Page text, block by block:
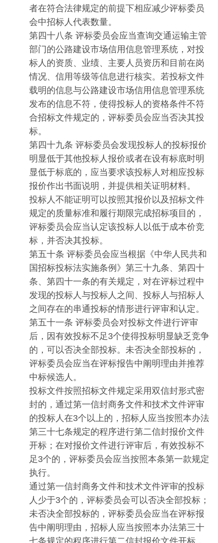
者在符合法律规定的前提下相应减少评标委员
会中招标人代表数量。
第四十八条 评标委员会应当查询交通运输主管
部门的公路建设市场信用信息管理系统，对投
标人的资质、业绩、主要人员资历和目前在岗
情况、信用等级等信息进行核实。若投标文件
载明的信息与公路建设市场信用信息管理系统
发布的信息不符，使得投标人的资格条件不符
合招标文件规定的，评标委员会应当否决其投
标。
第四十九条 评标委员会发现投标人的投标报价
明显低于其他投标人报价或者在设有标底时明
显低于标底的，应当要求该投标人对相应投标
报价作出书面说明，并提供相关证明材料。
投标人不能证明可以按照其报价以及招标文件
规定的质量标准和履行期限完成招标项目的，
评标委员会应当认定该投标人以低于成本价竞
标，并否决其投标。
第五十条 评标委员会应当根据《中华人民共和
国招标投标法实施条例》第三十九条、第四十
条、第四十一条的有关规定，对在评标过程中
发现的投标人与投标人之间、投标人与招标人
之间存在的串通投标的情形进行评审和认定。
第五十一条 评标委员会对投标文件进行评审
后，因有效投标不足3个使得投标明显缺乏竞争
的，可以否决全部投标。未否决全部投标的，
评标委员会应当在评标报告中阐明理由并推荐
中标候选人。
投标文件按照招标文件规定采用双信封形式密
封的，通过第一信封商务文件和技术文件评审
的投标人在3个以上的，招标人应当按照本办法
第三十七条规定的程序进行第二信封报价文件
开标；在对报价文件进行评审后，有效投标不
足3个的，评标委员会应当按照本条第一款规定
执行。
通过第一信封商务文件和技术文件评审的投标
人少于3个的，评标委员会可以否决全部投标；
未否决全部投标的，评标委员会应当在评标报
告中阐明理由，招标人应当按照本办法第三十
七条规定的程序进行第二信封报价文件开标，